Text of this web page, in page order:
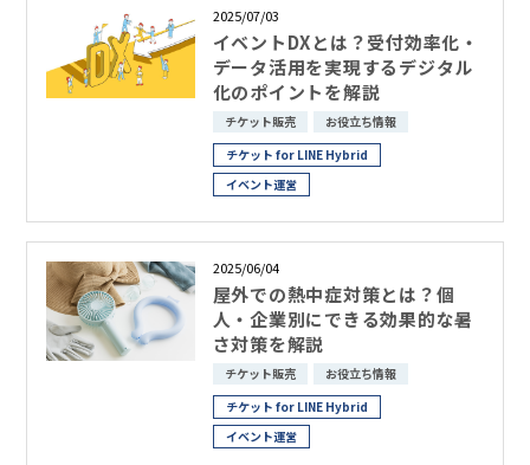
2025/07/03
イベントDXとは？受付効率化・
データ活用を実現するデジタル
化のポイントを解説
チケット販売
お役立ち情報
チケット for LINE Hybrid
イベント運営
2025/06/04
屋外での熱中症対策とは？個
人・企業別にできる効果的な暑
さ対策を解説
チケット販売
お役立ち情報
チケット for LINE Hybrid
イベント運営